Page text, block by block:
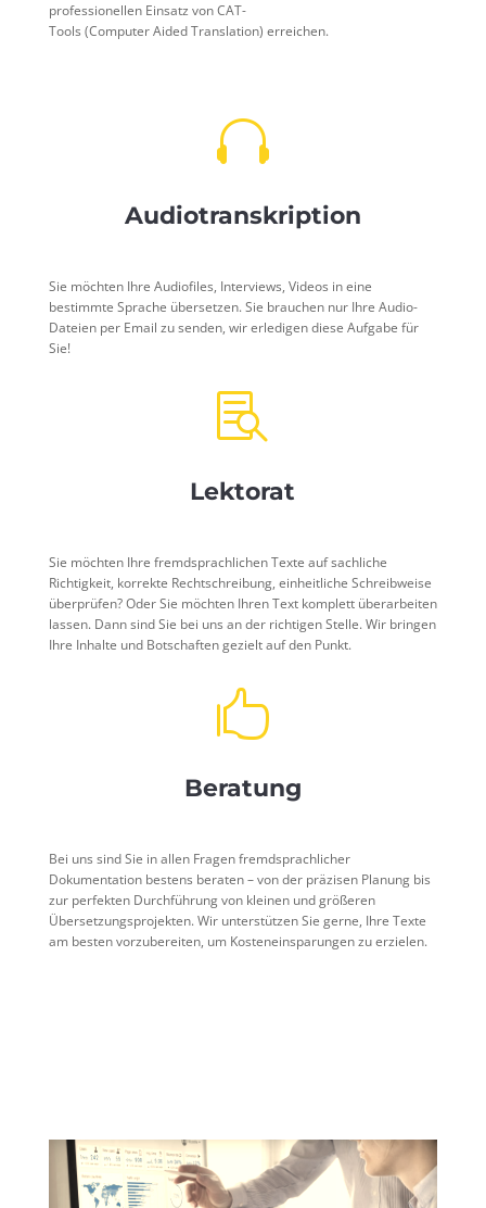
professionellen Einsatz vonCAT-
Tools (ComputerAidedTranslation) erreichen.

Audiotranskription
Sie möchten Ihre Audiofiles, Interviews, Videos in eine
bestimmte Sprache übersetzen. Sie brauchen nur Ihre Audio-
Dateien per Email zu senden, wir erledigen diese Aufgabe für
Sie!

Lektorat
Sie möchten Ihre fremdsprachlichen Texte auf sachliche
Richtigkeit, korrekte Rechtschreibung, einheitliche Schreibweise
überprüfen? Oder Sie möchten Ihren Text komplett überarbeiten
lassen. Dann sind Sie bei uns an der richtigen Stelle. Wir bringen
Ihre Inhalte und Botschaften gezielt auf den Punkt.

Beratung
Bei uns sind Sie in allen Fragen fremdsprachlicher
Dokumentation bestens beraten – von der präzisen Planung bis
zur perfekten Durchführung von kleinen und größeren
Übersetzungsprojekten. Wir unterstützen Sie gerne, Ihre Texte
am besten vorzubereiten, um Kosteneinsparungen zu erzielen.